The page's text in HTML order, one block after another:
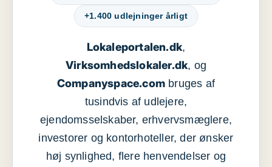
+1.400 udlejninger årligt
Lokaleportalen.dk,
Virksomhedslokaler.dk, og
Companyspace.com bruges af
tusindvis af udlejere,
ejendomsselskaber, erhvervsmæglere,
investorer og kontorhoteller, der ønsker
høj synlighed, flere henvendelser og